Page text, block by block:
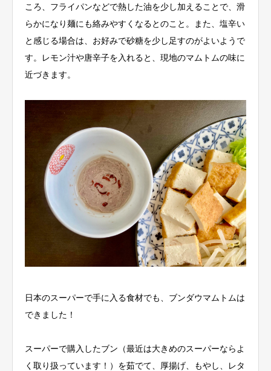
ころ、フライパンなどで熱した油を少し加えることで、滑
らかになり麺にも絡みやすくなるとのこと。また、塩辛い
と感じる場合は、お好みで砂糖を少し足すのがよいようで
す。レモン汁や唐辛子を入れると、現地のマムトムの味に
近づきます。
日本のスーパーで手に入る食材でも、ブンダウマムトムは
できました！
スーパーで購入したブン（最近は大きめのスーパーならよ
く取り扱っています！）を茹でて、厚揚げ、もやし、レタ